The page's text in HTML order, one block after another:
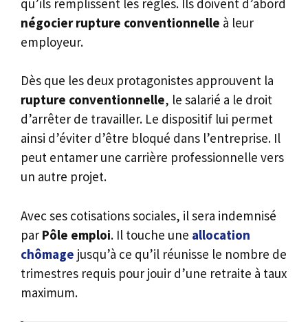
négocier rupture conventionnelle à leur
employeur.
Dès que les deux protagonistes approuvent la
rupture conventionnelle, le salarié a le droit
d’arrêter de travailler. Le dispositif lui permet
ainsi d’éviter d’être bloqué dans l’entreprise. Il
peut entamer une carrière professionnelle vers
un autre projet.
Avec ses cotisations sociales, il sera indemnisé
par Pôle emploi. Il touche une allocation
chômage jusqu’à ce qu’il réunisse le nombre de
trimestres requis pour jouir d’une retraite à taux
maximum.